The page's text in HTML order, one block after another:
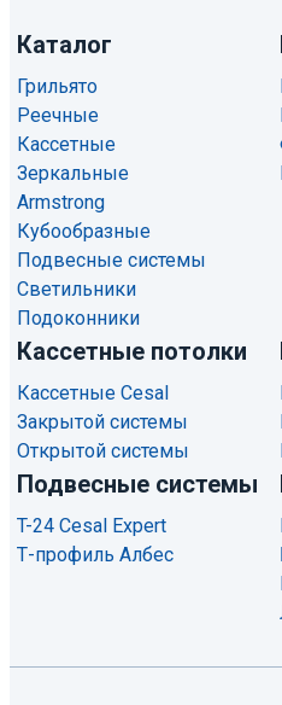
Каталог
Грильято
Реечные
Кассетные
Зеркальные
Armstrong
Кубообразные
Подвесные системы
Светильники
Подоконники
Кассетные потолки
Кассетные Cesal
Закрытой системы
Открытой системы
Подвесные системы
T-24 Cesal Expert
Т-профиль Албес